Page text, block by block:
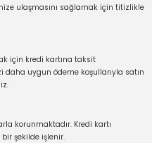
ulaşmasını sağlamak için titizlikle
için kredi kartına taksit
daha uygun ödeme koşullarıyla satın
korunmaktadır. Kredi kartı
şekilde işlenir.